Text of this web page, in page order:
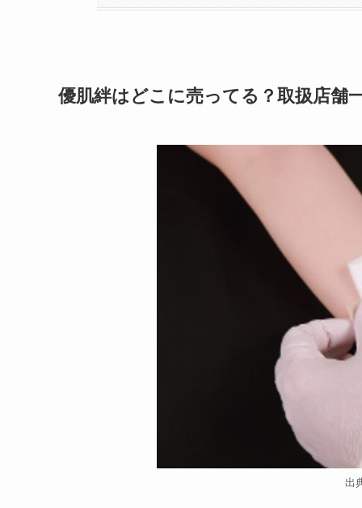
優肌絆はどこに売ってる？取扱店舗
出